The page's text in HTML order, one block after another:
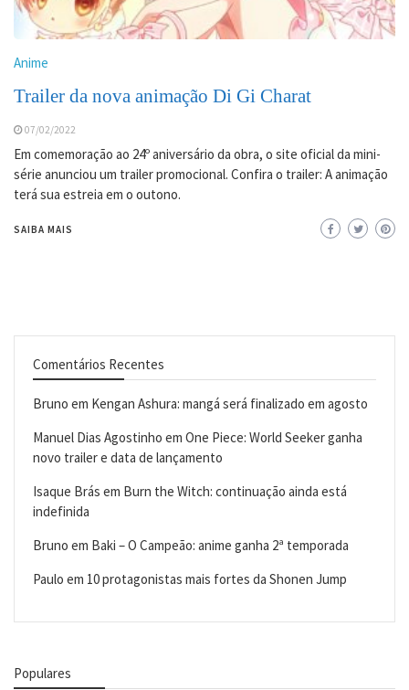
Anime
Trailer da nova animação Di Gi Charat
07/02/2022
Em comemoração ao 24º aniversário da obra, o site oficial da mini-
série anunciou um trailer promocional. Confira o trailer: A animação
terá sua estreia em o outono.
SAIBA MAIS
Comentários Recentes
Bruno em Kengan Ashura: mangá será finalizado em agosto
Manuel Dias Agostinho em One Piece: World Seeker ganha
novo trailer e data de lançamento
Isaque Brás em Burn the Witch: continuação ainda está
indefinida
Bruno em Baki – O Campeão: anime ganha 2ª temporada
Paulo em 10 protagonistas mais fortes da Shonen Jump
Populares